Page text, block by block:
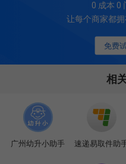
免费
0 成本 0
让每个商家都
相
广州幼升小助手 速递易取件助